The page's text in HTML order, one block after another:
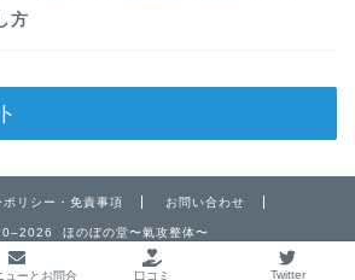
方
ポリシー・免責事項 お問い合わせ
ほのぼの堂〜氣攻整体〜
ューとお問合 口コミ Twitter